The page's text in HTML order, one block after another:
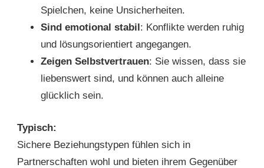
Spielchen, keine Unsicherheiten.
Sind emotional stabil: Konflikte werden ruhig
und lösungsorientiert angegangen.
Zeigen Selbstvertrauen: Sie wissen, dass sie
liebenswert sind, und können auch alleine
glücklich sein.
Typisch:
Sichere Beziehungstypen fühlen sich in
Partnerschaften wohl und bieten ihrem Gegenüber